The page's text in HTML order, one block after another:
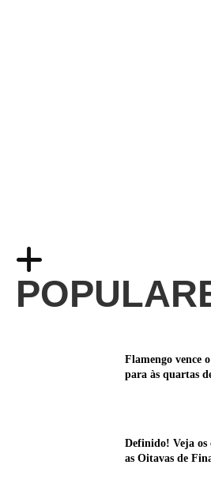
Flamengo vence
para às quartas
Definido! Veja os
as Oitavas de